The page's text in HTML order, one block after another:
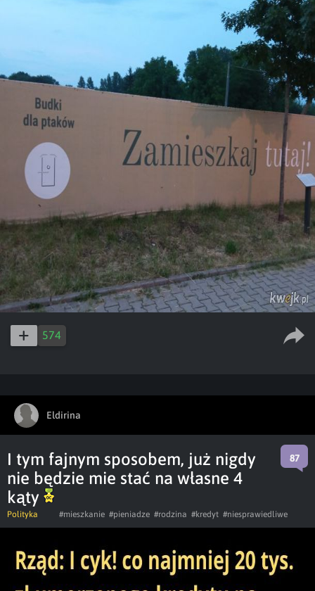
574
Eldirina
I tym fajnym sposobem, już nigdy
nie będzie mie stać na własne 4
kąty
87
Polityka #mieszkanie #pieniadze #rodzina #kredyt #niesprawiedliwe